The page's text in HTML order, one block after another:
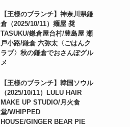
【王様のブランチ】神奈川県鎌
倉（2025/10/11）麺屋 奨
TASUKU/鎌倉屋台村/豊島屋 瀬
戸小路/鎌倉 六弥太〈ごはんク
ラブ〉秋の鎌倉でおさんぽグル
メ
【王様のブランチ】韓国ソウル
（2025/10/11）LULU HAIR
MAKE UP STUDIO/月火食
堂/WHIPPED
HOUSE/GINGER BEAR PIE